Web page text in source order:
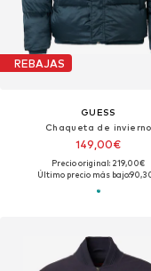
REBAJAS
GUESS
Chaqueta de invierno
149,00€
Precio original: 219,00€
Último precio más bajo: